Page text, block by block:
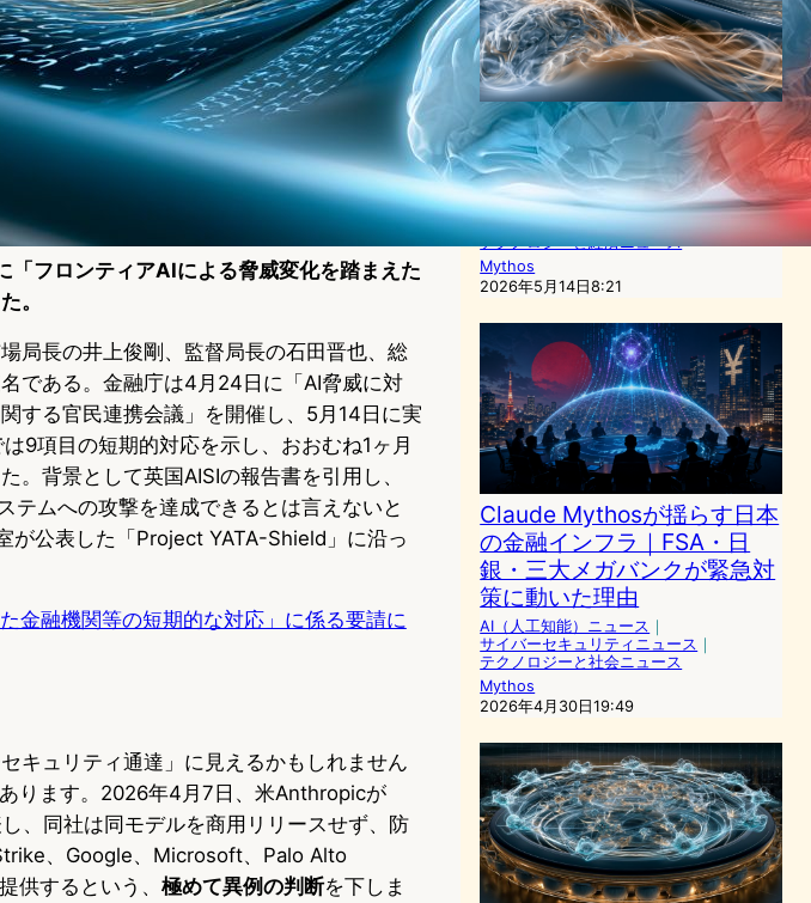
フロンティアAIによる脅威変化を踏まえた
。
局長の井上俊剛、監督局長の石田晋也、総
である。金融庁は4月24日に「AI脅威に対
する官民連携会議」を開催し、5月14日に実
9項目の短期的対応を示し、おおむね1ヶ月
。背景として英国AISIの報告書を引用し、
テムへの攻撃を達成できるとは言えないと
が公表した「Project YATA-Shield」に沿っ
金融機関等の短期的な対応」に係る要請に
キュリティ通達」に見えるかもしれません
ります。2026年4月7日、米Anthropicが
、同社は同モデルを商用リリースせず、防
、Google、Microsoft、Palo Alto
するという、 極めて異例の判断を下しま
Anthropic「Mythos」が金融
を揺らす、金融庁が36団体で
官民ワーキンググループ設置
AI（人工知能）ニュース｜
サイバーセキュリティニュース
テクノロジーと経済ニュース
Mythos
2026年5月14日8:21
Claude Mythosが揺らす日本
の金融インフラ｜FSA・日
銀・三大メガバンクが緊急対
策に動いた理由
AI（人工知能）ニュース ｜
サイバーセキュリティニュース ｜
テクノロジーと社会ニュース
Mythos
2026年4月30日19:49